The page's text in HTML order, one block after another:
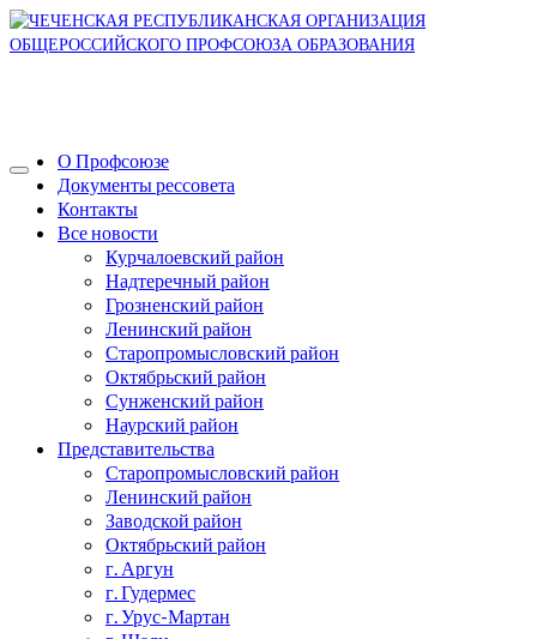
О Профсоюзе
Документы рессовета
Контакты
Все новости
Курчалоевский район
Надтеречный район
Грозненский район
Ленинский район
Старопромысловский район
Октябрьский район
Сунженский район
Наурский район
Представительства
Старопромысловский район
Ленинский район
Заводской район
Октябрьский район
г. Аргун
г. Гудермес
г. Урус-Мартан